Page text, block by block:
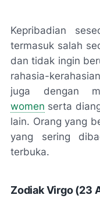
Kepribadian
termasuk salah
dan tidak ingin
rahasia-
juga dengan
women serta
lain. Orang yang
yang sering
terbuka.
Zodiak Virgo (23